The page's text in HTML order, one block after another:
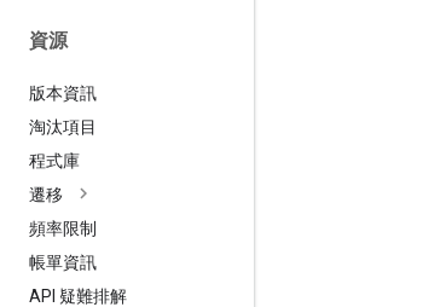
資源
版本資訊
淘汰項目
程式庫
遷移
頻率限制
帳單資訊
API 疑難排解